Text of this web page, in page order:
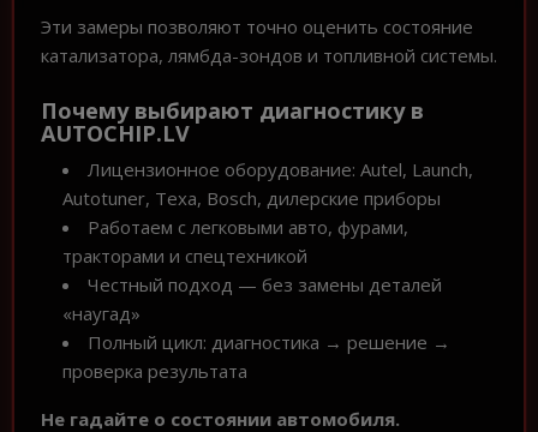
Эти замеры позволяют точно оценить состояние
катализатора, лямбда-зондов и топливной системы.
Почему выбирают диагностику в
AUTOCHIP.LV
Лицензионное оборудование: Autel, Launch,
Autotuner, Texa, Bosch, дилерские приборы
Работаем с легковыми авто, фурами,
тракторами и спецтехникой
Честный подход — без замены деталей
«наугад»
Полный цикл: диагностика → решение →
проверка результата
Не гадайте о состоянии автомобиля.